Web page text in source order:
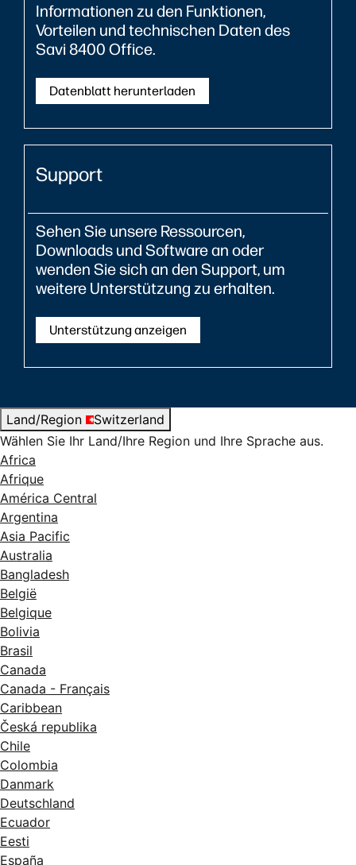
Informationen zu den Funktionen,
Vorteilen und technischen Daten des
Savi 8400 Office.
Datenblatt herunterladen
Support
Sehen Sie unsere Ressourcen,
Downloads und Software an oder
wenden Sie sich an den Support, um
weitere Unterstützung zu erhalten.
Unterstützung anzeigen
Land/Region
Switzerland
Wählen Sie Ihr Land/Ihre Region und Ihre Sprache aus.
Africa
Afrique
América Central
Argentina
Asia Pacific
Australia
Bangladesh
België
Belgique
Bolivia
Brasil
Canada
Canada - Français
Caribbean
Česká republika
Chile
Colombia
Danmark
Deutschland
Ecuador
Eesti
España